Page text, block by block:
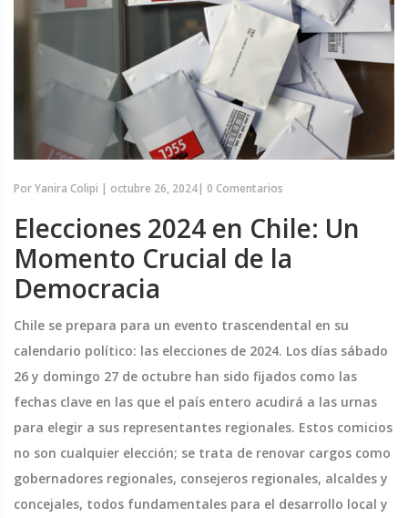
PorYanira Colipi | octubre 26, 2024| 0 Comentarios
Elecciones 2024 en Chile: Un
Momento Crucial de la
Democracia
Chile se prepara para un evento trascendental en su
calendario político: las elecciones de 2024. Los días sábado
26 y domingo 27 de octubre han sido fijados como las
fechas clave en las que el país entero acudirá a las urnas
para elegir a sus representantes regionales. Estos comicios
no son cualquier elección; se trata de renovar cargos como
gobernadores regionales, consejeros regionales, alcaldes y
concejales, todos fundamentales para el desarrollo local y